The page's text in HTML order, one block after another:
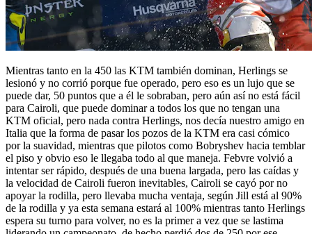
Mientras tanto en la 450 las KTM también dominan, Herlings se
lesionó y no corrió porque fue operado, pero eso es un lujo que se
puede dar, 50 puntos que a él le sobraban, pero aún así no está fácil
para Cairoli, que puede dominar a todos los que no tengan una
KTM oficial, pero nada contra Herlings, nos decía nuestro amigo en
Italia que la forma de pasar los pozos de la KTM era casi cómico
por la suavidad, mientras que pilotos como Bobryshev hacia temblar
el piso y obvio eso le llegaba todo al que maneja. Febvre volvió a
intentar ser rápido, después de una buena largada, pero las caídas y
la velocidad de Cairoli fueron inevitables, Cairoli se cayó por no
apoyar la rodilla, pero llevaba mucha ventaja, según Jill está al 90%
de la rodilla y ya esta semana estará al 100% mientras tanto Herlings
espera su turno para volver, no es la primer a vez que se lastima